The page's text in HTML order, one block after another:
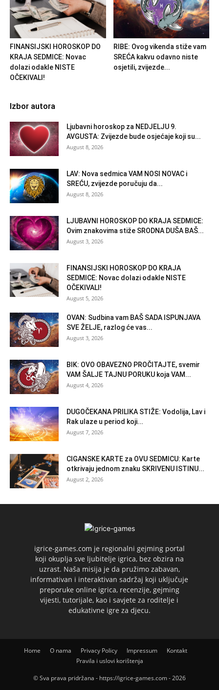
FINANSIJSKI HOROSKOP DO
KRAJA SEDMICE: Novac
dolazi odakle NISTE
OČEKIVALI!
RIBE: Ovog vikenda stiže vam
SREĆA kakvu odavno niste
osjetili, zvijezde...
Izbor autora
Ljubavni horoskop za NEDJELJU 9.
AVGUSTA: Zvijezde bude osjećaje koji su...
August 8, 2026
LAV: Nova sedmica VAM NOSI NOVAC i
SREĆU, zvijezde poručuju da...
August 8, 2026
LJUBAVNI HOROSKOP DO KRAJA SEDMICE:
Ovim znakovima stiže SRODNA DUŠA BAŠ...
August 3, 2026
FINANSIJSKI HOROSKOP DO KRAJA
SEDMICE: Novac dolazi odakle NISTE
OČEKIVALI!
August 5, 2026
OVAN: Sudbina vam BAŠ SADA ISPUNJAVA
SVE ŽELJE, razlog će vas...
August 3, 2026
BIK: OVO OBAVEZNO PROČITAJTE, svemir
VAM ŠALJE TAJNU PORUKU koja VAM...
August 4, 2026
DUGOČEKANA PRILIKA STIŽE: Vodolija, Lav i
Rak ulaze u period koji...
August 7, 2026
CIGANSKE KARTE za OVU SEDMICU: Karte
otkrivaju jednom znaku SKRIVENU ISTINU...
August 2, 2026
igrice-games.com je regionalni gejming portal
koji okuplja sve ljubitelje igrica, bez obzira na
uzrast. Naša misija je da pružimo zabavan,
informativan i interaktivan sadržaj koji uključuje
preporuke online igrica, recenzije, gejming
vijesti, tutorijale, kao i savjete za roditelje i
edukativne igre za djecu.
Home O nama Privacy Policy Impressum
Kontakt
Pravila i uslovi korištenja
© Sva prava pridržana - https://igrice-games.com - 2026